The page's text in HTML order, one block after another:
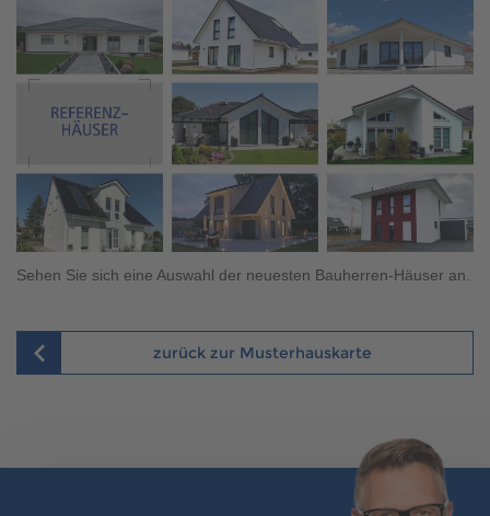
und gemeinsam mit Ihnen den Weg zu Ihrem Traumhaus zu
gehen.
Sehen Sie sich eine Auswahl der neuesten Bauherren-Häuser an.
zurück zur Musterhauskarte